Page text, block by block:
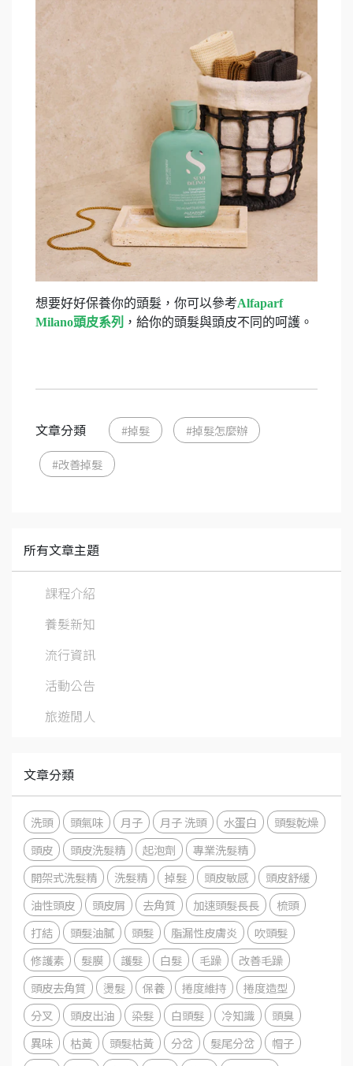
想要好好保養你的頭髮，你可以參考Alfaparf
Milano頭皮系列 ，給你的頭髮與頭皮不同的呵護。
文章分類 #掉髮 #掉髮怎麼辦
#改善掉髮
所有文章主題
課程介紹
養髮新知
流行資訊
活動公告
旅遊閒人
文章分類
洗頭 頭氣味 月子 月子 洗頭 水蛋白
頭髮乾燥
頭皮
頭皮洗髮精 起泡劑
專業洗髮精
開架式洗髮精
洗髮精 掉髮 頭皮敏感
頭皮舒緩
油性頭皮
頭皮屑 去角質 加速頭髮長長
梳頭
打結
頭髮油膩 頭髮 脂漏性皮膚炎
吹頭髮
修護素
髮膜 護髮 白髮 毛躁
改善毛躁
頭皮去角質
燙髮 保養 捲度維持
捲度造型
分叉
頭皮出油 染髮 白頭髮 冷知識
頭臭
異味
枯黃 頭髮枯黃 分岔 髮尾分岔
帽子